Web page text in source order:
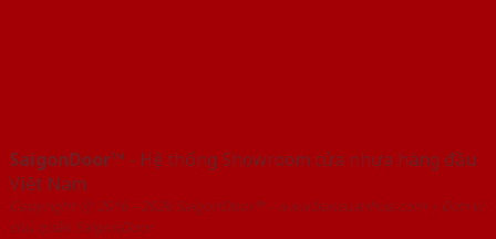
SaigonDoor™ - Hệ thống Showroom cửa nhựa hàng đầu
Việt Nam
Copyright ⓒ 2016 – 2026 SaigonDoor™ - www.bancuanhua.com | Đơn vị
chủ quản SaigonDoor